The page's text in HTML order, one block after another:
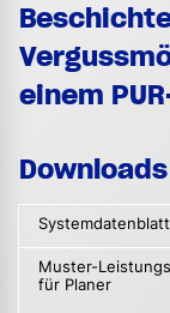
einem
Systemdatenblatt
Muster-
für Planer